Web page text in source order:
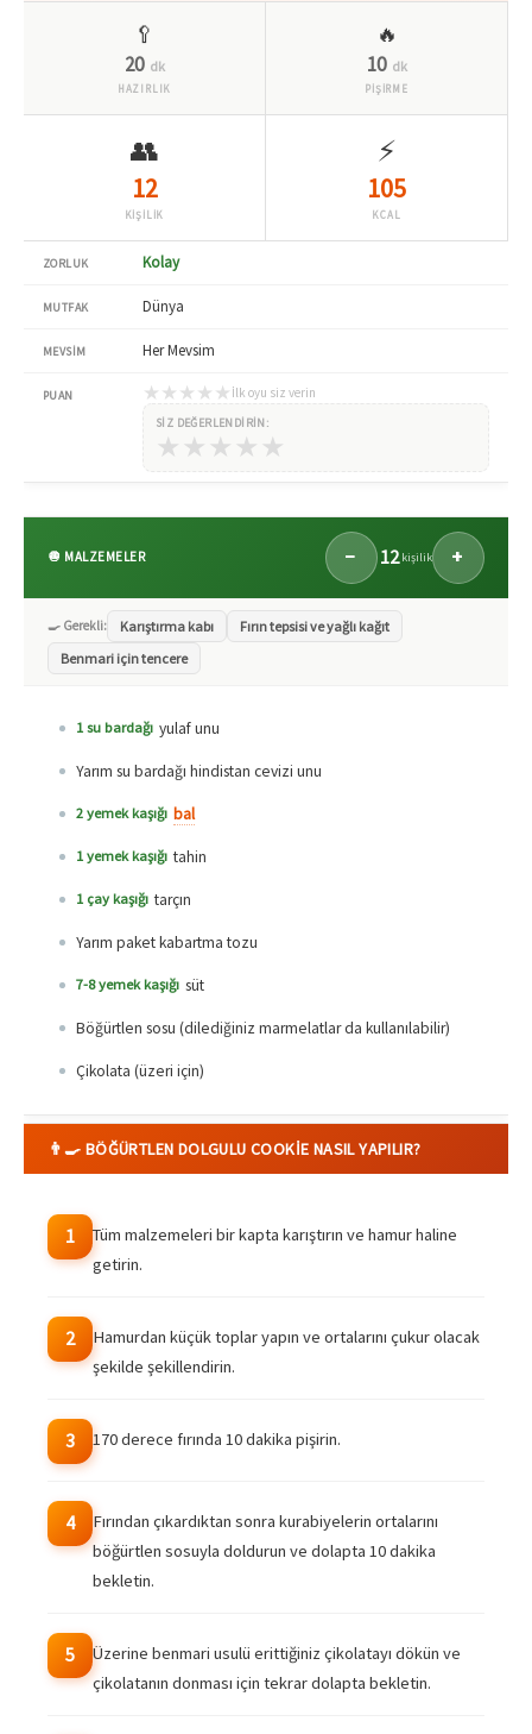
🥄
20 dk
HAZIRLIK
🔥
10 dk
PİŞİRME
👥
12
KİŞİLİK
⚡
105
KCAL
ZORLUK Kolay
MUTFAK Dünya
MEVSIM Her Mevsim
PUAN ★ ★ ★ ★ ★ İlk oyu siz verin
SIZ DEĞERLENDIRIN:
★ ★ ★ ★ ★
🧅 MALZEMELER − 12 kişilik +
🍳 Gerekli: Karıştırma kabı
Fırın tepsisi ve yağlı kağıt
Benmari için tencere
1 su bardağı yulaf unu
Yarım su bardağı hindistan cevizi unu
2 yemek kaşığı bal
1 yemek kaşığı tahin
1 çay kaşığı tarçın
Yarım paket kabartma tozu
7-8 yemek kaşığı süt
Böğürtlen sosu (dilediğiniz marmelatlar da kullanılabilir)
Çikolata (üzeri için)
👨‍🍳 BÖĞÜRTLEN DOLGULU COOKIE NASIL YAPILIR?
1
Tüm malzemeleri bir kapta karıştırın ve hamur haline
getirin.
2
Hamurdan küçük toplar yapın ve ortalarını çukur olacak
şekilde şekillendirin.
3 170 derece fırında 10 dakika pişirin.
4
Fırından çıkardıktan sonra kurabiyelerin ortalarını
böğürtlen sosuyla doldurun ve dolapta 10 dakika
bekletin.
5
Üzerine benmari usulü erittiğiniz çikolatayı dökün ve
çikolatanın donması için tekrar dolapta bekletin.